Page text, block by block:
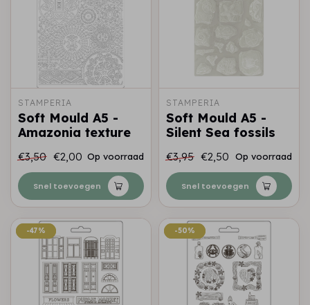
STAMPERIA
Soft Mould A5 -
Amazonia texture
€3,50 €2,00 Op voorraad
Snel toevoegen
STAMPERIA
Soft Mould A5 -
Silent Sea fossils
€3,95 €2,50 Op voorraad
Snel toevoegen
-47%
-47% -50%
-50%